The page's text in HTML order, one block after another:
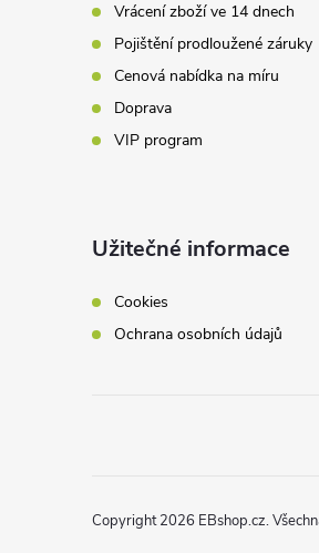
Vrácení zboží ve 14 dnech
Pojištění prodloužené záruky
Cenová nabídka na míru
Doprava
VIP program
Užitečné informace
Cookies
Ochrana osobních údajů
Copyright 2026 EBshop.cz.